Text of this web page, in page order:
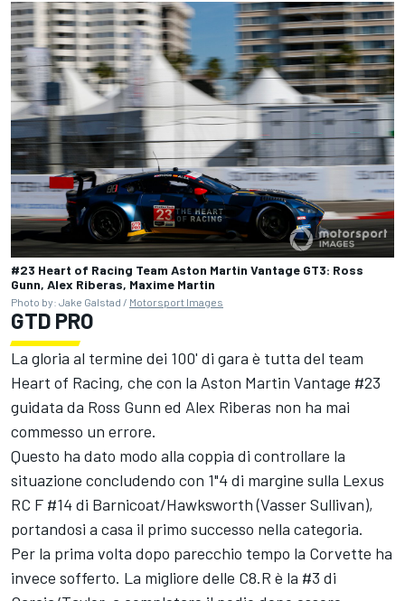
#23 Heart of Racing Team Aston Martin Vantage GT3: Ross
Gunn, Alex Riberas, Maxime Martin
Photo by: Jake Galstad / Motorsport Images
GTD PRO
La gloria al termine dei 100' di gara è tutta del team
Heart of Racing, che con la Aston Martin Vantage #23
guidata da Ross Gunn ed Alex Riberas non ha mai
commesso un errore.
Questo ha dato modo alla coppia di controllare la
situazione concludendo con 1"4 di margine sulla Lexus
RC F #14 di Barnicoat/Hawksworth (Vasser Sullivan),
portandosi a casa il primo successo nella categoria.
Per la prima volta dopo parecchio tempo la Corvette ha
invece sofferto. La migliore delle C8.R è la #3 di